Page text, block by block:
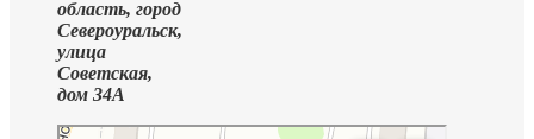
область, город
Североуральск,
улица
Советская,
дом 34А